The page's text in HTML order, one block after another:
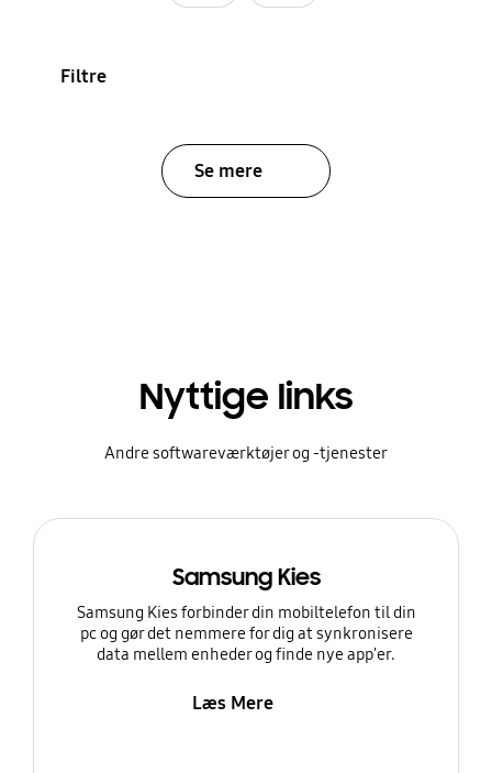
Filtre
Se mere
Nyttige links
Andre softwareværktøjer og -tjenester
Samsung Kies
Samsung Kies forbinder din mobiltelefon til din
pc og gør det nemmere for dig at synkronisere
data mellem enheder og finde nye app'er.
Læs Mere